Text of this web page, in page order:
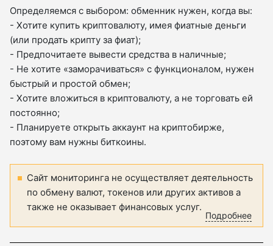
Определяемся с выбором: обменник нужен, когда вы:
- Хотите купить криптовалюту, имея фиатные деньги
(или продать крипту за фиат);
- Предпочитаете вывести средства в наличные;
- Не хотите «заморачиваться» с функционалом, нужен
быстрый и простой обмен;
- Хотите вложиться в криптовалюту, а не торговать ей
постоянно;
- Планируете открыть аккаунт на криптобирже,
поэтому вам нужны биткоины.
Сайт мониторинга не осуществляет деятельность
по обмену валют, токенов или других активов а
также не оказывает финансовых услуг.
Подробнее